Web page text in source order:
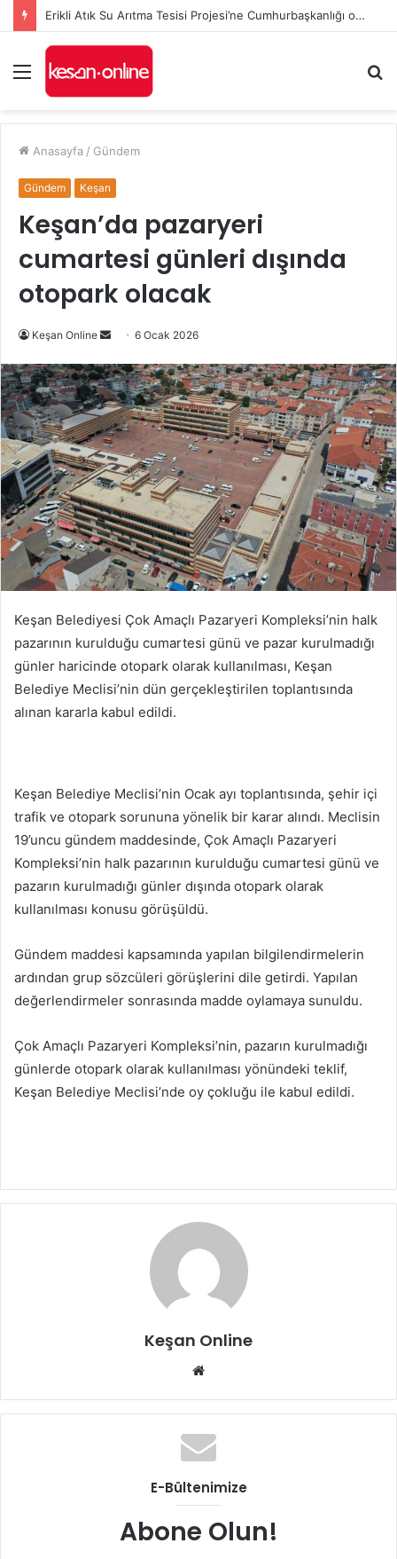
Erikli Atık Su Arıtma Tesisi Projesi’ne Cumhurbaşkanlığı onayı
Menü
...
Anasayfa / Gündem
Gündem Keşan
Keşan’da pazaryeri
cumartesi günleri dışında
otopark olacak
Keşan Online
Bir
posta
göndermek
6 Ocak 2026
Keşan Belediyesi Çok Amaçlı Pazaryeri Kompleksi’nin halk
pazarının kurulduğu cumartesi günü ve pazar kurulmadığı
günler haricinde otopark olarak kullanılması, Keşan
Belediye Meclisi’nin dün gerçekleştirilen toplantısında
alınan kararla kabul edildi.
Keşan Belediye Meclisi’nin Ocak ayı toplantısında, şehir içi
trafik ve otopark sorununa yönelik bir karar alındı. Meclisin
19’uncu gündem maddesinde, Çok Amaçlı Pazaryeri
Kompleksi’nin halk pazarının kurulduğu cumartesi günü ve
pazarın kurulmadığı günler dışında otopark olarak
kullanılması konusu görüşüldü.
Gündem maddesi kapsamında yapılan bilgilendirmelerin
ardından grup sözcüleri görüşlerini dile getirdi. Yapılan
değerlendirmeler sonrasında madde oylamaya sunuldu.
Çok Amaçlı Pazaryeri Kompleksi’nin, pazarın kurulmadığı
günlerde otopark olarak kullanılması yönündeki teklif,
Keşan Belediye Meclisi’nde oy çokluğu ile kabul edildi.
Keşan Online
Web
E-Bültenimize
Abone Olun!